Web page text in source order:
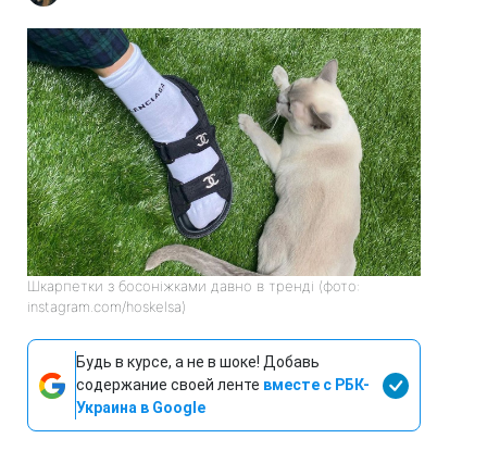
Шкарпетки з босоніжками давно в тренді (фото:
instagram.com/hoskelsa)
Будь в курсе, а не в шоке! Добавь
содержание своей ленте вместе с РБК-
Украина в Google